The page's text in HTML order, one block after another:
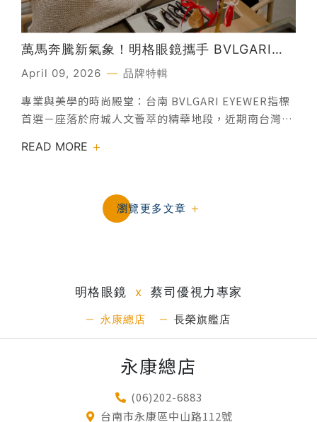
萬馬奔騰新氣象！明格眼鏡攜手 BVLGARI
EYEWEAR打造全台唯一新春盛會，定義頂級
April 09, 2026 品牌特輯
專業與美學的時尚殿堂：台南 BVLGARI EYEWER指標
首選－座落於府城人文薈萃的精華地段，近期南台灣最
22 日 與 1 月 24 日舉辦兩場全台唯一 BVLGARI
多 KOL 與當代名媛齊聚，在香檳與精緻甜點的高雅氛
圍下，共同見證了這場藝術與節慶交織的奢華活動成功
取代的時尚眼鏡座標。這裡不僅坐擁最豐富多樣的產
品，為名流貴婦精準引領與國際星光同步的鏡間美學，
謀而合。」-這正是明格眼鏡與BVLGARI EYEWEAR攜
充滿國際感店面形象，與BVLGARI EYEWEAR的奢華美
學創造完美共鳴。更重要的是深耕在地多年，累積了極
READ MORE
瀏覽更多文章
明格眼鏡 x 蔡司優視力專家
永康總店 長榮旗艦店
永康總店
(06)202-6883
台南市永康區中山路112號